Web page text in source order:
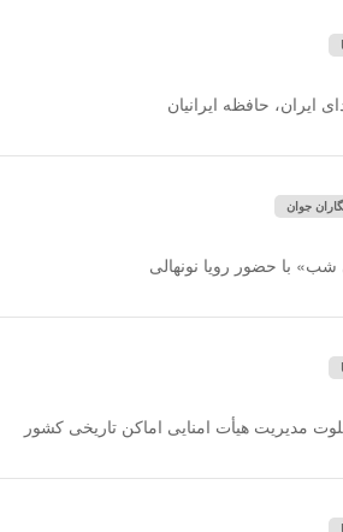
حافظه ایرانیان
جوان
با حضور رویا نونهالی
مدیریت هیأت امنایی اماکن تاریخی کشور